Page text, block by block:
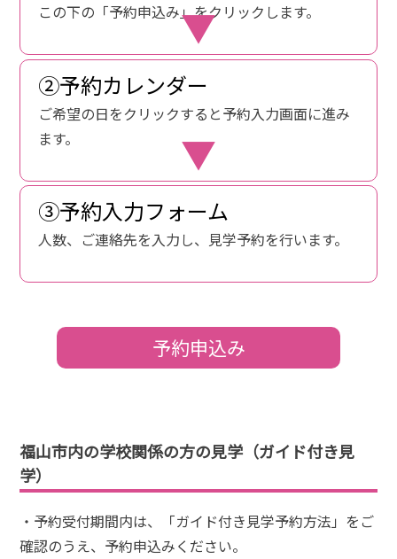
この下の「予約申込み」をクリックします。
②予約カレンダー
ご希望の日をクリックすると予約入力画面に進み
ます。
③予約入力フォーム
人数、ご連絡先を入力し、見学予約を行います。
予約申込み
福山市内の学校関係の方の見学（ガイド付き見
学）
・予約受付期間内は、「ガイド付き見学予約方法」をご
確認のうえ、予約申込みください。